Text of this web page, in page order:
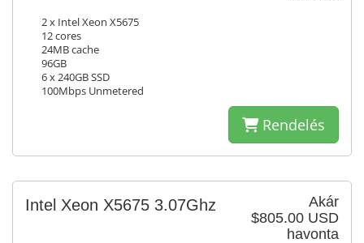
2 x Intel Xeon X5675
12 cores
24MB cache
96GB
6 x 240GB SSD
100Mbps Unmetered
Rendelés
Akár
$805.00 USD
havonta
Intel Xeon X5675 3.07Ghz